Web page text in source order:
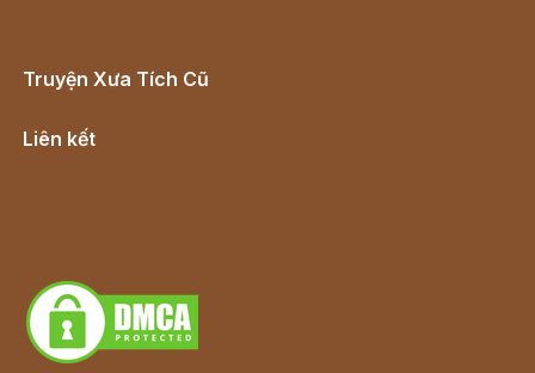
Truyện Xưa Tích Cũ
Liên kết